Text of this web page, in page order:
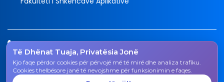
Të Dhënat Tuaja, Privatësia Jonë
Kjo faqe përdor cookies për përvojë më të mirë dhe analiza trafiku.
Cookies thelbësore janë të nevojshme për funksionimin e faqes.
Tel.
038 200 20 831
Email
rektorati@uni-gjk.org